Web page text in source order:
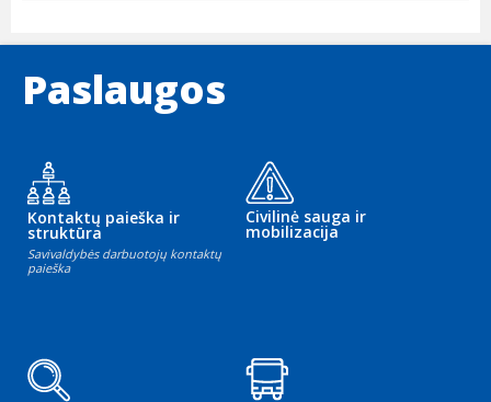
Paslaugos
Kontaktų paieška ir
struktūra
Savivaldybės darbuotojų kontaktų
paieška
Civilinė sauga ir
mobilizacija